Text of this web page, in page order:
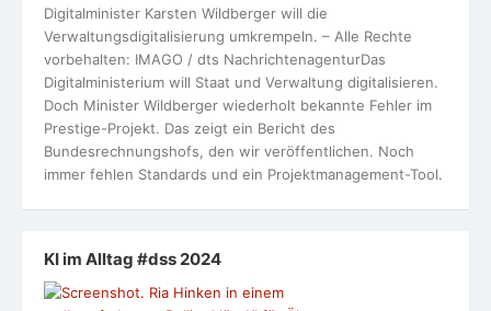
Digitalminister Karsten Wildberger will die
Verwaltungsdigitalisierung umkrempeln. – Alle Rechte
vorbehalten: IMAGO / dts NachrichtenagenturDas
Digitalministerium will Staat und Verwaltung digitalisieren.
Doch Minister Wildberger wiederholt bekannte Fehler im
Prestige-Projekt. Das zeigt ein Bericht des
Bundesrechnungshofs, den wir veröffentlichen. Noch
immer fehlen Standards und ein Projektmanagement-Tool.
KI im Alltag #dss 2024